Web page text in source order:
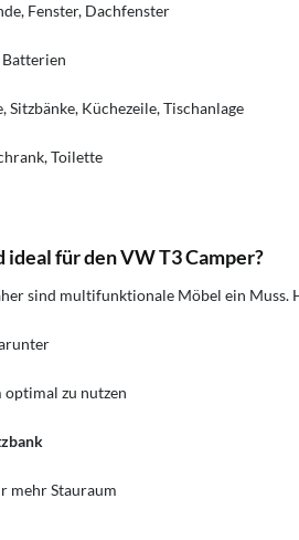
Fenster, Dachfenster
Batterien
Sitzbänke, Küchezeile, Tischanlage
Toilette
für den VW T3 Camper?
sind multifunktionale Möbel ein Muss.
optimal zu nutzen
mehr Stauraum